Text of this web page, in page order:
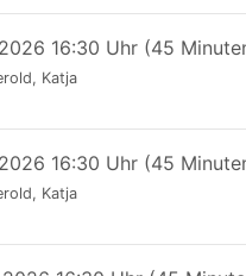
16:30 Uhr (45
Katja
16:30 Uhr (45
Katja